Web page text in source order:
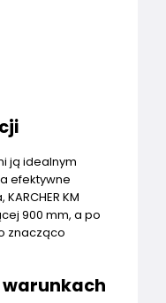
ją idealnym
efektywne
KM
900 mm, a po
znacząco
warunkach